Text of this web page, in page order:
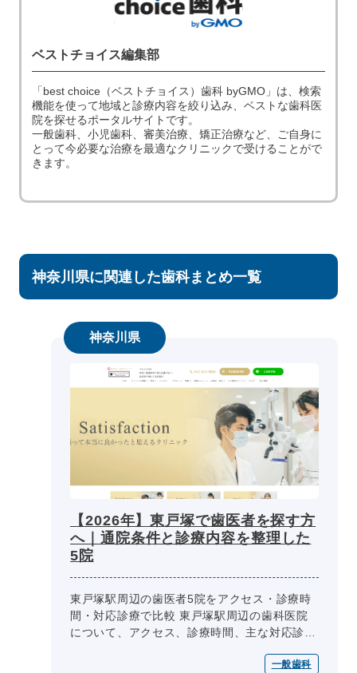
ベストチョイス編集部
「best choice（ベストチョイス）歯科 byGMO」は、検索
機能を使って地域と診療内容を絞り込み、ベストな歯科医
院を探せるポータルサイトです。
一般歯科、小児歯科、審美治療、矯正治療など、ご自身に
とって今必要な治療を最適なクリニックで受けることがで
きます。
神奈川県に関連した歯科まとめ一覧
神奈川県
【2026年】東戸塚で歯医者を探す方
へ｜通院条件と診療内容を整理した
5院
東戸塚駅周辺の歯医者5院をアクセス・診療時
間・対応診療で比較 東戸塚駅周辺の歯科医院
について、アクセス、診療時間、主な対応診
目で整理しています。生活動線や相談...一般歯科